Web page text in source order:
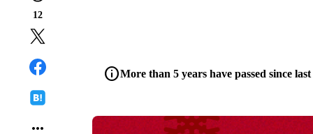
12
more_horiz
infoMore than 5 years have passed since